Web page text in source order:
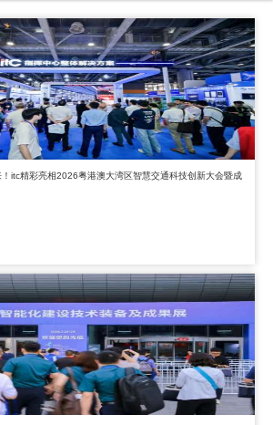
itc精彩亮相2026粤港澳大湾区智慧交通科技创新大会暨成